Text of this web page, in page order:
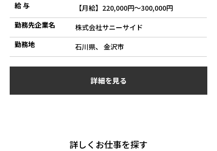
給 与
【月給】220,000円～300,000円
勤務先企業名
株式会社サニーサイド
勤務地
石川県、 金沢市
詳細を見る
詳しくお仕事を探す